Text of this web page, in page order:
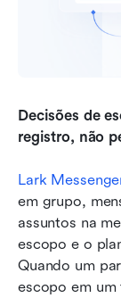
Decisões de
registro, não
Lark
em grupo,
assuntos na
escopo e o
Quando um
escopo em